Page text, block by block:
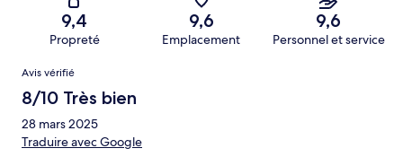
9,4
Propreté
9,6
Emplacement
9,6
Personnel et service
Avis
Avis vérifié
8/10 Très bien
28 mars 2025
Traduire avec Google